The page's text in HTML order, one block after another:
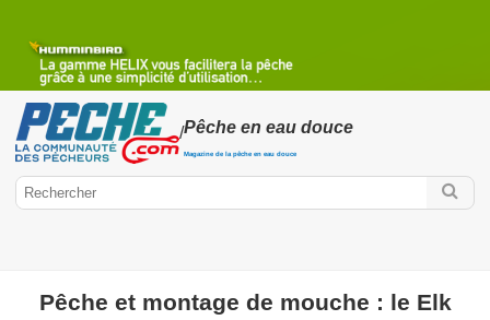
/Pêche en eau douce
Magazine de la pêche en eau douce
Pêche et montage de mouche : le Elk